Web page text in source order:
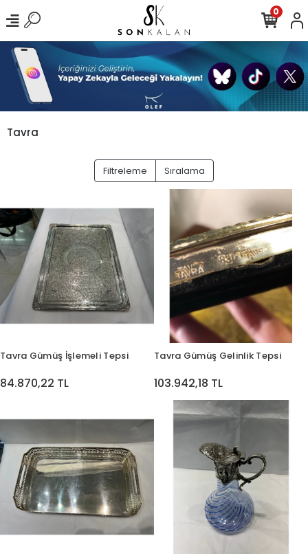
0
Tavra
Filtreleme Sıralama
Tavra Gümüş İşlemeli Tepsi
84.870,22 TL
Tavra Gümüş Gelinlik Tepsi
103.942,18 TL